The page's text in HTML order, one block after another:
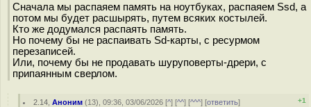
Сначала мы распаяем память на ноутбуках, распаяем Ssd, а
потом мы будет расшырять, путем всяких костылей.
Кто же додумался распаять память.
Но почему бы не распаивать Sd-карты, с ресурмом
перезаписей.
Или, почему бы не продавать шуруповерты-дрери, с
припаянным сверлом.
2.14 ,Аноним (13), 09:36, 03/06/2026 [^] [^^] [^^^] [ответить]
+1